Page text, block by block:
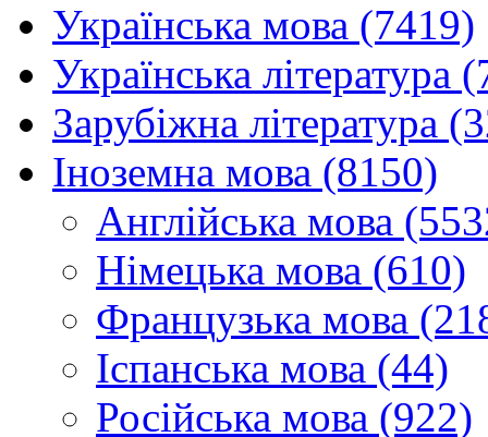
Українська мова (7419)
Українська література
Зарубіжна література
Іноземна мова (8150)
Англійська мова
Німецька мова (610)
Французька мова
Іспанська мова (44)
Російська мова (922)